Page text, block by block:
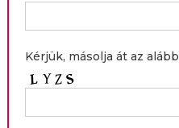
Kérjük, másolja át az